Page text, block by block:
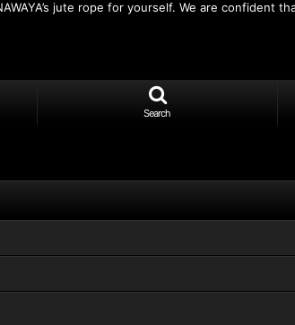
jute rope for yourself. We are confident
Search